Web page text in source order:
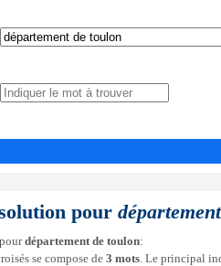
pour
département de toulon:
se compose de 3 mots. Le principal